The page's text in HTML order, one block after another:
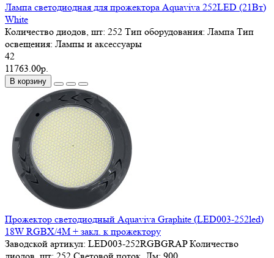
Лампа светодиодная для прожектора Aquaviva 252LED (21Вт)
White
Количество диодов, шт: 252 Тип оборудования: Лампа Тип
освещения: Лампы и аксессуары
42
11763.00р.
В корзину
Прожектор светодиодный Aquaviva Graphite (LED003-252led)
18W RGBX/4M + закл. к прожектору
Заводской артикул: LED003-252RGBGRAPКоличество